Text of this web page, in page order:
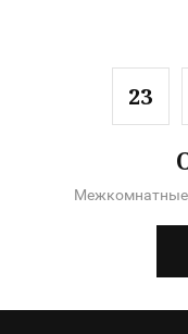
23
Межкомнатные